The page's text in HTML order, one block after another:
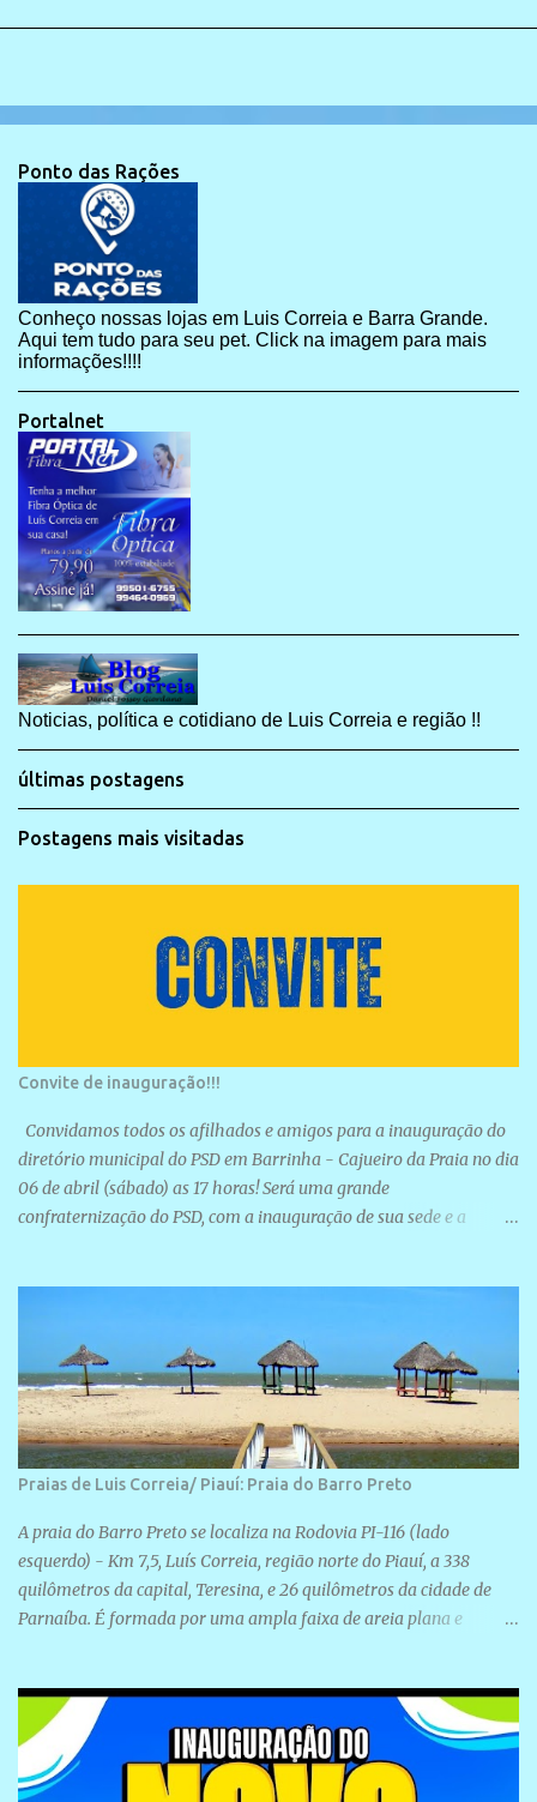
Ponto das Rações
Conheço nossas lojas em Luis Correia e Barra Grande.
Aqui tem tudo para seu pet. Click na imagem para mais
informações!!!!
Portalnet
Noticias, política e cotidiano de Luis Correia e região !!
últimas postagens
Postagens mais visitadas
Convite de inauguração!!!
Convidamos todos os afilhados e amigos para a inauguração do
diretório municipal do PSD em Barrinha - Cajueiro da Praia no dia
06 de abril (sábado) as 17 horas! Será uma grande
confraternização do PSD, com a inauguração de sua sede e a
Praias de Luis Correia/ Piauí: Praia do Barro Preto
A praia do Barro Preto se localiza na Rodovia PI-116 (lado
esquerdo) - Km 7,5, Luís Correia, região norte do Piauí, a 338
quilômetros da capital, Teresina, e 26 quilômetros da cidade de
Parnaíba. É formada por uma ampla faixa de areia plana e
devido ao extensivo molhe de pedras que não chegam a 2 metros
de altura, não apresentando dunas em seu espaço geográfico. Não
se sabe ao certo porque a praia leva esse nome, e muitas das suas
historias foram esquecidas ao longo do tempo. A praia é